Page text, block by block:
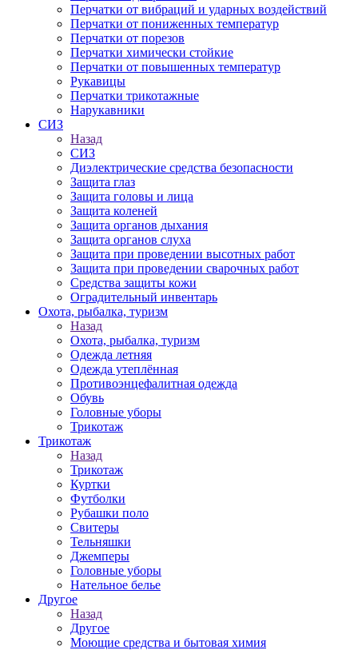
Перчатки от вибраций и ударных воздействий
Перчатки от пониженных температур
Перчатки от порезов
Перчатки химически стойкие
Перчатки от повышенных температур
Рукавицы
Перчатки трикотажные
Нарукавники
СИЗ
Назад
СИЗ
Диэлектрические средства безопасности
Защита глаз
Защита головы и лица
Защита коленей
Защита органов дыхания
Защита органов слуха
Защита при проведении высотных работ
Защита при проведении сварочных работ
Средства защиты кожи
Оградительный инвентарь
Охота, рыбалка, туризм
Назад
Охота, рыбалка, туризм
Одежда летняя
Одежда утеплённая
Противоэнцефалитная одежда
Обувь
Головные уборы
Трикотаж
Трикотаж
Назад
Трикотаж
Куртки
Футболки
Рубашки поло
Свитеры
Тельняшки
Джемперы
Головные уборы
Нательное белье
Другое
Назад
Другое
Моющие средства и бытовая химия